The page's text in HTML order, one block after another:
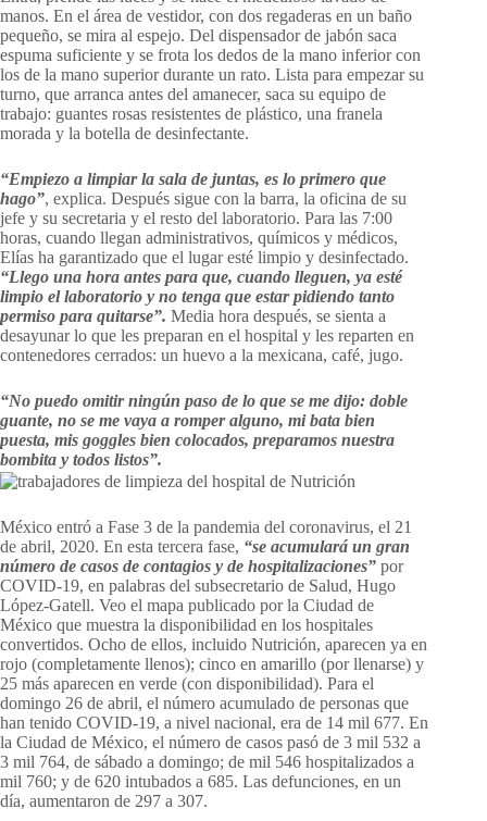
manos. En el área de vestidor, con dos regaderas en un baño
pequeño, se mira al espejo. Del dispensador de jabón saca
espuma suficiente y se frota los dedos de la mano inferior con
los de la mano superior durante un rato. Lista para empezar su
turno, que arranca antes del amanecer, saca su equipo de
trabajo: guantes rosas resistentes de plástico, una franela
morada y la botella de desinfectante.
“Empiezo a limpiar la sala de juntas, es lo primero que
hago”, explica. Después sigue con la barra, la oficina de su
jefe y su secretaria y el resto del laboratorio. Para las 7:00
horas, cuando llegan administrativos, químicos y médicos,
Elías ha garantizado que el lugar esté limpio y desinfectado.
“Llego una hora antes para que, cuando lleguen, ya esté
limpio el laboratorio y no tenga que estar pidiendo tanto
permiso para quitarse”. Media hora después, se sienta a
desayunar lo que les preparan en el hospital y les reparten en
contenedores cerrados: un huevo a la mexicana, café, jugo.
“No puedo omitir ningún paso de lo que se me dijo: doble
guante, no se me vaya a romper alguno, mi bata bien
puesta, mis goggles bien colocados, preparamos nuestra
bombita y todos listos”.
México entró a Fase 3 de la pandemia del coronavirus, el 21
de abril, 2020. En esta tercera fase, “se acumulará un gran
número de casos de contagios y de hospitalizaciones” por
COVID-19, en palabras del subsecretario de Salud, Hugo
López-Gatell. Veo el mapa publicado por la Ciudad de
México que muestra la disponibilidad en los hospitales
convertidos. Ocho de ellos, incluido Nutrición, aparecen ya en
rojo (completamente llenos); cinco en amarillo (por llenarse) y
25 más aparecen en verde (con disponibilidad). Para el
domingo 26 de abril, el número acumulado de personas que
han tenido COVID-19, a nivel nacional, era de 14 mil 677. En
la Ciudad de México, el número de casos pasó de 3 mil 532 a
3 mil 764, de sábado a domingo; de mil 546 hospitalizados a
mil 760; y de 620 intubados a 685. Las defunciones, en un
día, aumentaron de 297 a 307.